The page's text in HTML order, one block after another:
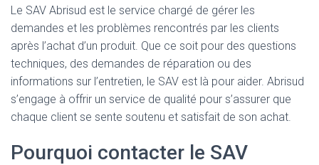
Le SAV Abrisud est le service chargé de gérer les
demandes et les problèmes rencontrés par les clients
après l’achat d’un produit. Que ce soit pour des questions
techniques, des demandes de réparation ou des
informations sur l’entretien, le SAV est là pour aider. Abrisud
s’engage à offrir un service de qualité pour s’assurer que
chaque client se sente soutenu et satisfait de son achat.
Pourquoi contacter le SAV